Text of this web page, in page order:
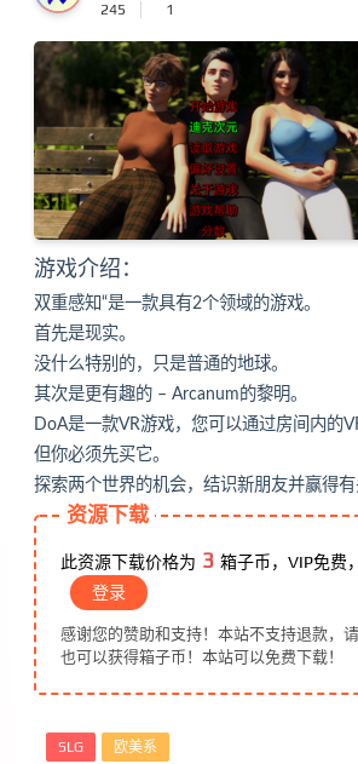
245
1
游戏介绍：
双重感知“是一款具有2个领域的游戏。
首先是现实。
没什么特别的，只是普通的地球。
其次是更有趣的 – Arcanum的黎明。
DoA是一款VR游戏，您可以通过房间内的
但你必须先买它。
探索两个世界的机会，结识新朋友并赢得有
资源下载
此资源下载价格为 3 箱子币，VIP免费
登录
感谢您的赞助和支持！本站不支持退款，
也可以获得箱子币！本站可以免费下载！
SLG 欧美系